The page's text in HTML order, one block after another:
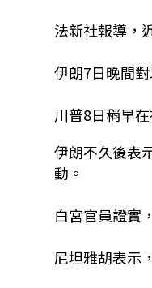
法新社報導，
伊朗7日晚間
川普8日稍早
伊朗不久後表
動。
白宮官員證實
尼坦雅胡表示